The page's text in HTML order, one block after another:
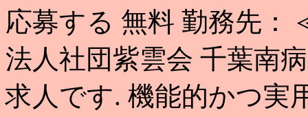
応募する 無料 勤務先
法人社団紫雲会 千葉南
求人です. 機能的かつ実